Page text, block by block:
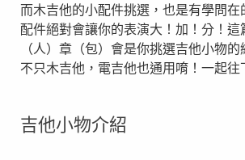
而木吉他的小配件挑選，也是有學問在
配件絕對會讓你的表演大！加！分！這
（人）章（包）會是你挑選吉他小物的
不只木吉他，電吉他也通用唷！一起往
吉他小物介紹